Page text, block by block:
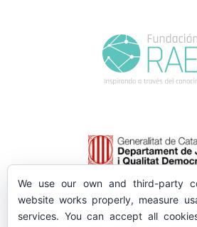
We use our own and third-party
website works properly, measure
services. You can accept all